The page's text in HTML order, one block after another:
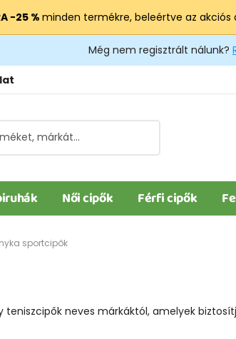
−25 %minden termékre, beleértve az akciós
Még nem regisztrált nálunk?
Női cipők Férfi cipők
sportcipők
neves márkáktól, amelyek